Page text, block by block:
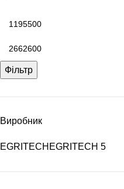
Фільтр
Виробник
EGRITECH EGRITECH 5